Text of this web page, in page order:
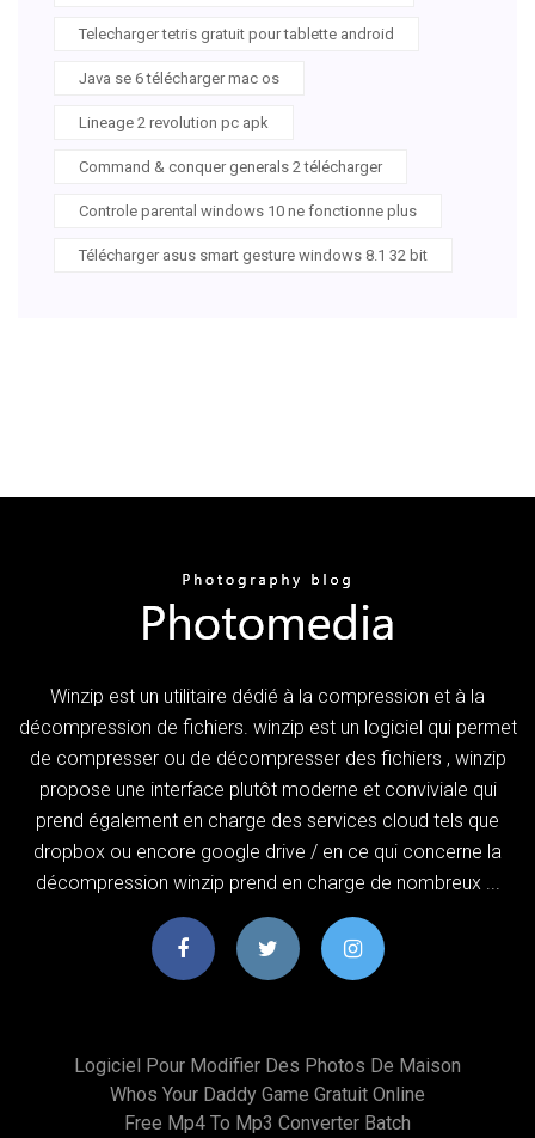
Telecharger tetris gratuit pour tablette android
Java se 6 télécharger mac os
Lineage 2 revolution pc apk
Command & conquer generals 2 télécharger
Controle parental windows 10 ne fonctionne plus
Télécharger asus smart gesture windows 8.1 32 bit
Winzip est un utilitaire dédié à la compression et à la
décompression de fichiers. winzip est un logiciel qui permet
de compresser ou de décompresser des fichiers , winzip
propose une interface plutôt moderne et conviviale qui
prend également en charge des services cloud tels que
dropbox ou encore google drive / en ce qui concerne la
décompression winzip prend en charge de nombreux ...
Logiciel Pour Modifier Des Photos De Maison
Whos Your Daddy Game Gratuit Online
Free Mp4 To Mp3 Converter Batch